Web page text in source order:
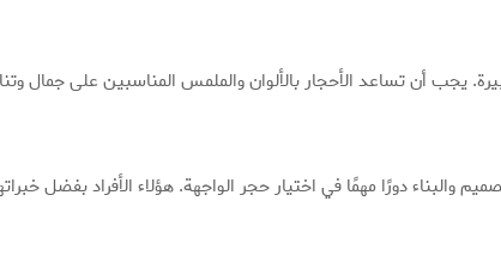
يجب أن تساعد الأحجار بالألوان والملمس المناسبين على جمال
والبناء دورًا مهمًا في اختيار حجر الواجهة. هؤلاء الأفراد بفضل